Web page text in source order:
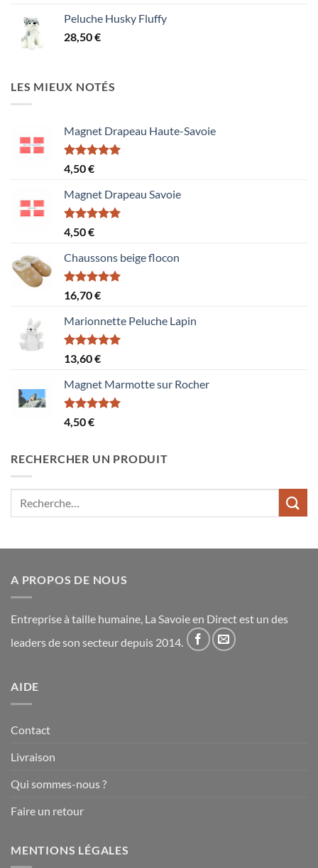
1,50 €
Peluche Husky Fluffy
28,50€
LES MIEUX NOTÉS
Magnet Drapeau Haute-Savoie
Note5.00
sur 5
4,50€
Magnet Drapeau Savoie
Note5.00
sur 5
4,50€
Chaussons beige flocon
Note5.00
sur 5
16,70€
Marionnette Peluche Lapin
Note5.00
sur 5
13,60€
Magnet Marmotte sur Rocher
Note5.00
sur 5
4,50€
RECHERCHER UN PRODUIT
A PROPOS DE NOUS
Entreprise à taille humaine, La Savoie en Direct est un des
leaders de son secteur depuis 2014.
AIDE
Contact
Livraison
Qui sommes-nous ?
Faire un retour
MENTIONS LÉGALES